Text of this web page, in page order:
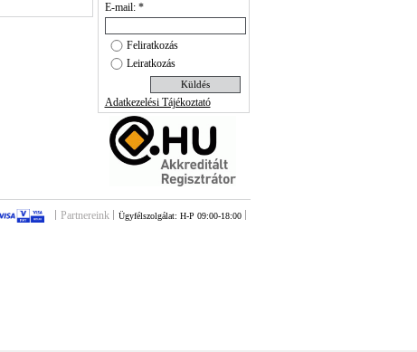
E-mail: *
Feliratkozás
Leiratkozás
Adatkezelési Tájékoztató
Partnereink Ügyfélszolgálat: H-P 09:00-18:00